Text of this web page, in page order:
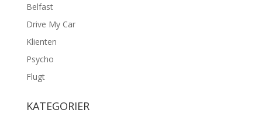
Belfast
Drive My Car
Klienten
Psycho
Flugt
KATEGORIER